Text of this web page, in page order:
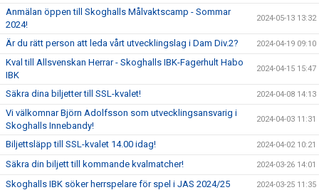
Anmälan öppen till Skoghalls Målvaktscamp - Sommar
2024!
2024-05-13 13:32
Är du rätt person att leda vårt utvecklingslag i Dam Div.2? 2024-04-19 09:10
Kval till Allsvenskan Herrar - Skoghalls IBK-Fagerhult Habo
IBK
2024-04-15 15:47
Säkra dina biljetter till SSL-kvalet! 2024-04-08 14:13
Vi välkomnar Björn Adolfsson som utvecklingsansvarig i
Skoghalls Innebandy!
2024-04-03 11:31
Biljettsläpp till SSL-kvalet 14.00 idag! 2024-04-02 10:21
Säkra din biljett till kommande kvalmatcher! 2024-03-26 14:01
Skoghalls IBK söker herrspelare för spel i JAS 2024/25 2024-03-25 11:35